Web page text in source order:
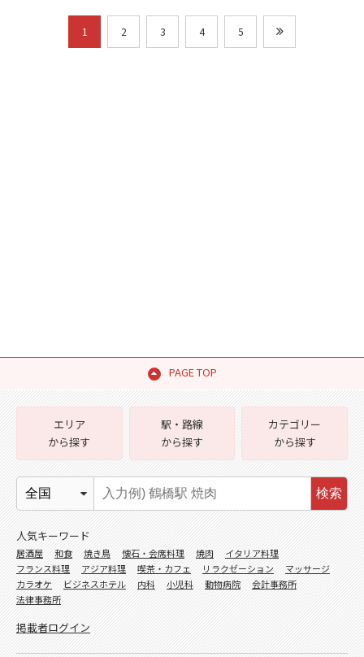
1 2 3 4 5
PAGE TOP
エリア
から探す
駅・路線
から探す
カテゴリー
から探す
検索
人気キーワード
居酒屋 和食 焼き鳥 懐石・会席料理 焼肉
イタリア料理
フランス料理
アジア料理 喫茶・カフェ リラクゼーション
マッサージ
カラオケ
ビジネスホテル 内科 小児科 動物病院
会計事務所
法律事務所
掲載者ログイン